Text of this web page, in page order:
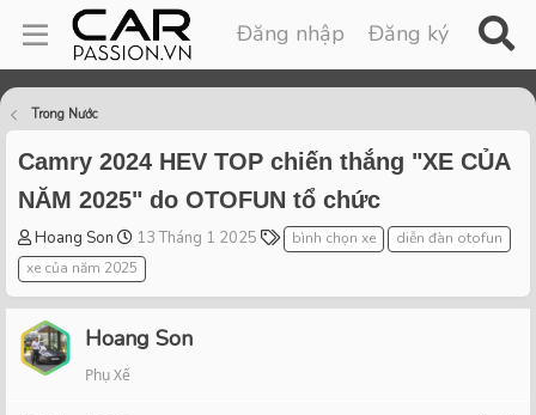
Đăng nhập Đăng ký
Trong Nước
Camry 2024 HEV TOP chiến thắng "XE CỦA
NĂM 2025" do OTOFUN tổ chức
T
h
r
e
a
d
s
Hoang Son
S
t
a
r
t
d
13 Tháng 1 2025
T
a
s
bình chọn xe
diễn đàn otofun
xe của năm 2025
Hoang Son
Phụ Xế